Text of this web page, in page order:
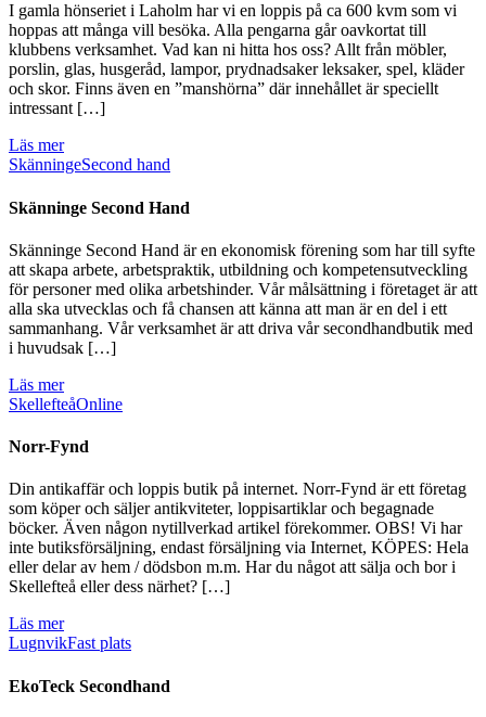
I gamla hönseriet i Laholm har vi en loppis på ca 600 kvm som vi
hoppas att många vill besöka. Alla pengarna går oavkortat till
klubbens verksamhet. Vad kan ni hitta hos oss? Allt från möbler,
porslin, glas, husgeråd, lampor, prydnadsaker leksaker, spel, kläder
och skor. Finns även en ”manshörna” där innehållet är speciellt
intressant […]
Läs mer
SkänningeSecond hand
Skänninge Second Hand
Skänninge Second Hand är en ekonomisk förening som har till syfte
att skapa arbete, arbetspraktik, utbildning och kompetensutveckling
för personer med olika arbetshinder. Vår målsättning i företaget är att
alla ska utvecklas och få chansen att känna att man är en del i ett
sammanhang. Vår verksamhet är att driva vår secondhandbutik med
i huvudsak […]
Läs mer
SkellefteåOnline
Norr-Fynd
Din antikaffär och loppis butik på internet. Norr-Fynd är ett företag
som köper och säljer antikviteter, loppisartiklar och begagnade
böcker. Även någon nytillverkad artikel förekommer. OBS! Vi har
inte butiksförsäljning, endast försäljning via Internet, KÖPES: Hela
eller delar av hem / dödsbon m.m. Har du något att sälja och bor i
Skellefteå eller dess närhet? […]
Läs mer
LugnvikFast plats
EkoTeck Secondhand